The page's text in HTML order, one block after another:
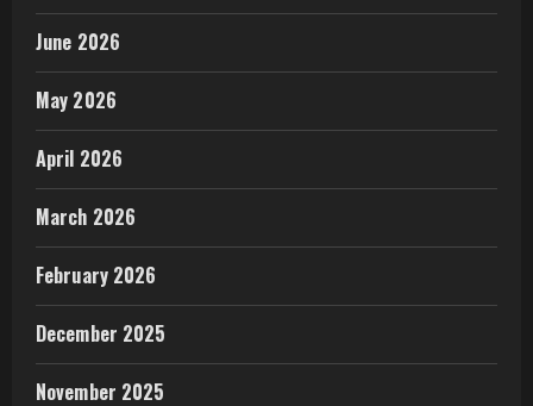
June 2026
May 2026
April 2026
March 2026
February 2026
December 2025
November 2025